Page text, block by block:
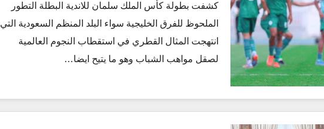
كشفت بطولة كأس الملك سلمان للاندية البطلة التطور
الملحوظ للفرق الخليجية سواء البلد المنظم السعودية التي
انتهجت المثال القطري في استقطاب النجوم العالمية
لصقل مواهب الشباب وهو ما يتيح ايضا…